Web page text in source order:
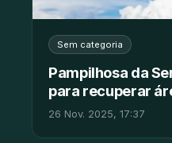
Sem categoria
Pampilhosa da
para recuperar
26 Nov. 2025, 17:37